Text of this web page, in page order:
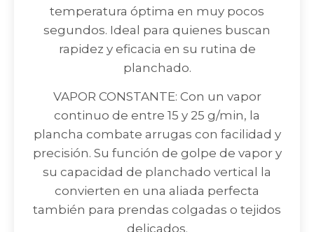
temperatura óptima en muy pocos
segundos. Ideal para quienes buscan
rapidez y eficacia en su rutina de
planchado.
VAPOR CONSTANTE: Con un vapor
continuo de entre 15 y 25 g/min, la
plancha combate arrugas con facilidad y
precisión. Su función de golpe de vapor y
su capacidad de planchado vertical la
convierten en una aliada perfecta
también para prendas colgadas o tejidos
delicados.